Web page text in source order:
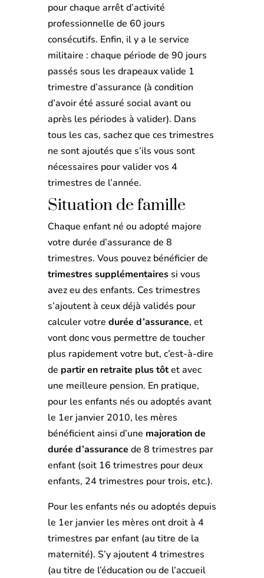
pour chaque arrêt d’activité
professionnelle de 60 jours
consécutifs. Enfin, il y a le service
militaire : chaque période de 90 jours
passés sous les drapeaux valide 1
trimestre d’assurance (à condition
d’avoir été assuré social avant ou
après les périodes à valider). Dans
tous les cas, sachez que ces trimestres
ne sont ajoutés que s’ils vous sont
nécessaires pour valider vos 4
trimestres de l’année.
Situation de famille
Chaque enfant né ou adopté majore
votre durée d’assurance de 8
trimestres. Vous pouvez bénéficier de
trimestres supplémentairessi vous
avez eu des enfants. Ces trimestres
s’ajoutent à ceux déjà validés pour
calculer votre durée d’assurance, et
vont donc vous permettre de toucher
plus rapidement votre but, c’est-à-dire
de partir en retraite plus tôtet avec
une meilleure pension. En pratique,
pour les enfants nés ou adoptés avant
le 1er janvier 2010, les mères
bénéficient ainsi d’une majoration de
durée d’assurance de 8 trimestres par
enfant (soit 16 trimestres pour deux
enfants, 24 trimestres pour trois, etc.).
Pour les enfants nés ou adoptés depuis
le 1er janvier les mères ont droit à 4
trimestres par enfant (au titre de la
maternité). S’y ajoutent 4 trimestres
(au titre de l’éducation ou de l’accueil